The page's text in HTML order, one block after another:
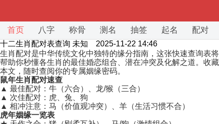
首页 八字 称骨 测名 抽签 起名 配对
十二生肖配对表查询 未知 2025-11-22 14:46
生肖配对是中华传统文化中独特的缘分指南，这张快速查询表将
帮助你秒懂各生肖的最佳婚恋组合、潜在冲突及化解之道。收藏
本文，随时查阅你的专属姻缘密码。
鼠年生肖配对速查
▲ 最佳配对：牛（六合）、龙/猴（三合）
▲ 次佳配对：虎、兔、狗
▲ 相冲注意：马（价值观冲突）、羊（生活习惯不合）
虎年姻缘一览表